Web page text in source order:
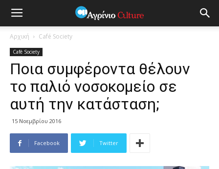
Αρχική Café Society
Café Society
Ποια συμφέροντα θέλουν
το παλιό νοσοκομείο σε
αυτή την κατάσταση;
15 Νοεμβρίου 2016
Facebook Twitter